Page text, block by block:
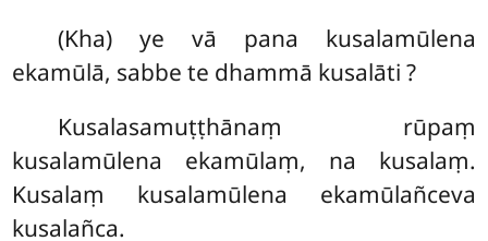
(Kha) ye vā pana kusalamūlena
ekamūlā, sabbe te dhammā kusalāti?
Kusalasamuṭṭhānaṃ rūpaṃ
kusalamūlena ekamūlaṃ, na kusalaṃ.
Kusalaṃ kusalamūlena ekamūlañceva
kusalañca.